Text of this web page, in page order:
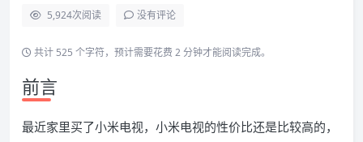
5,924次阅读 没有评论
共计 525 个字符，预计需要花费 2 分钟才能阅读完成。
前言
最近家里买了小米电视，小米电视的性价比还是比较高的，